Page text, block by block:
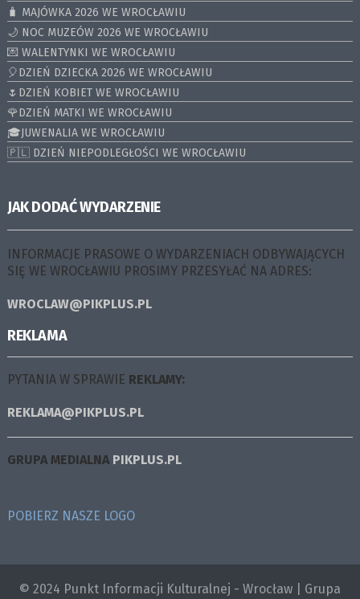
🧳 MAJÓWKA 2026 WE WROCŁAWIU
🌙 NOC MUZEÓW 2026 WE WROCŁAWIU
💌 WALENTYNKI WE WROCŁAWIU
🎈DZIEŃ DZIECKA 2026 WE WROCŁAWIU
🌷DZIEŃ KOBIET WE WROCŁAWIU
🌹DZIEŃ MATKI WE WROCŁAWIU
🎓JUWENALIA WE WROCŁAWIU
🇵🇱 DZIEŃ NIEPODLEGŁOŚCI WE WROCŁAWIU
JAK DODAĆ WYDARZENIE
INFORMACJE PRASOWE O WYDARZENIACH ODBYWAJĄCYCH
SIĘ WE WROCŁAWIU PROSIMY PRZESYŁAĆ NA ADRES:
WROCLAW@PIKPLUS.PL
REKLAMA
PYTANIA W SPRAWIE REKLAMY:
REKLAMA@PIKPLUS.PL
GRUPA MEDIALNA PIKPLUS.PL
POBIERZ NASZE LOGO
© 2024 Punkt Informacji Kulturalnej - Wrocław | Grupa